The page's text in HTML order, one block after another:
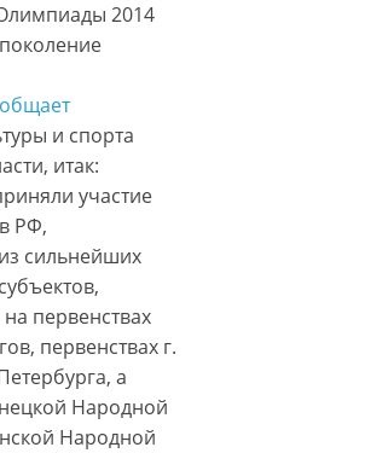
2014
и спорта
итак:
участие
РФ,
сильнейших
первенствах
первенствах г.
а
Народной
Народной